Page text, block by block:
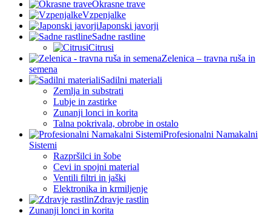
Okrasne trave
Vzpenjalke
Japonski javorji
Sadne rastline
Citrusi
Zelenica – travna ruša in
semena
Sadilni materiali
Zemlja in substrati
Lubje in zastirke
Zunanji lonci in korita
Talna pokrivala, obrobe in ostalo
Profesionalni Namakalni
Sistemi
Razpršilci in šobe
Cevi in spojni material
Ventili filtri in jaški
Elektronika in krmiljenje
Zdravje rastlin
Zunanji lonci in korita